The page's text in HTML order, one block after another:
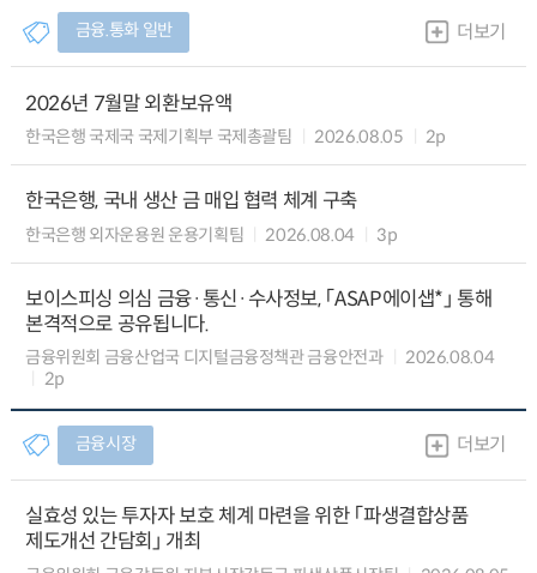
금융.통화 일반 더보기
2026년 7월말 외환보유액
한국은행 국제국 국제기획부 국제총괄팀 2026.08.05 2p
한국은행, 국내 생산 금 매입 협력 체계 구축
한국은행 외자운용원 운용기획팀 2026.08.04 3p
보이스피싱 의심 금융·통신·수사정보, 「ASAP에이샙*」 통해
본격적으로 공유됩니다.
금융위원회 금융산업국 디지털금융정책관 금융안전과
2026.08.04
2p
금융시장 더보기
실효성 있는 투자자 보호 체계 마련을 위한 「파생결합상품
제도개선 간담회」 개최